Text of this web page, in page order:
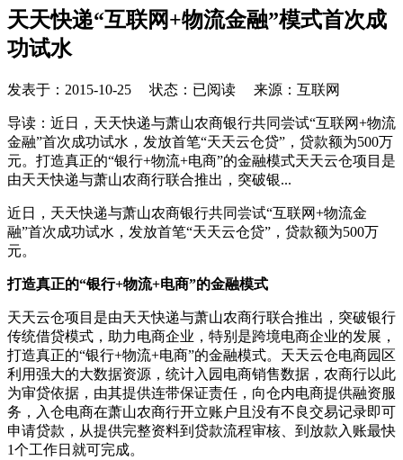
天天快递“互联网+物流金融”模式首次成
功试水
发表于： 2015-10-25 状态：已阅读 来源：互联网
导读：近日，天天快递与萧山农商银行共同尝试“互联网+物流
金融”首次成功试水，发放首笔“天天云仓贷”，贷款额为500万
元。打造真正的“银行+物流+电商”的金融模式天天云仓项目是
由天天快递与萧山农商行联合推出，突破银...
近日，天天快递与萧山农商银行共同尝试“互联网+物流金
融”首次成功试水，发放首笔“天天云仓贷”，贷款额为500万
元。
打造真正的“银行+物流+电商”的金融模式
天天云仓项目是由天天快递与萧山农商行联合推出，突破银行
传统借贷模式，助力电商企业，特别是跨境电商企业的发展，
打造真正的“银行+物流+电商”的金融模式。天天云仓电商园区
利用强大的大数据资源，统计入园电商销售数据，农商行以此
为审贷依据，由其提供连带保证责任，向仓内电商提供融资服
务，入仓电商在萧山农商行开立账户且没有不良交易记录即可
申请贷款，从提供完整资料到贷款流程审核、到放款入账最快
1个工作日就可完成。